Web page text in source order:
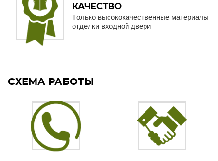
КАЧЕСТВО
Только высококачественные материалы
отделки входной двери
СХЕМА РАБОТЫ